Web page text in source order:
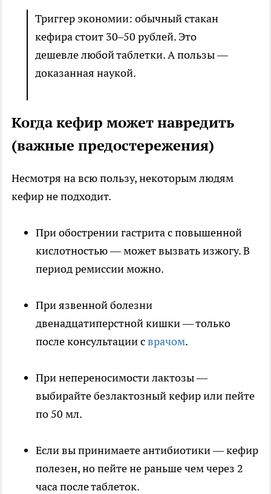
Триггер экономии: обычный стакан
кефира стоит 30–50 рублей. Это
дешевле любой таблетки. А пользы —
доказанная наукой.
Когда кефир может навредить
(важные предостережения)
Несмотря на всю пользу, некоторым людям
кефир не подходит.
При обострении гастрита с повышенной
кислотностью — может вызвать изжогу. В
период ремиссии можно.
При язвенной болезни
двенадцатиперстной кишки — только
после консультации сврачом.
При непереносимости лактозы —
выбирайте безлактозный кефир или пейте
по 50 мл.
Если вы принимаете антибиотики — кефир
полезен, но пейте не раньше чем через 2
часа после таблеток.